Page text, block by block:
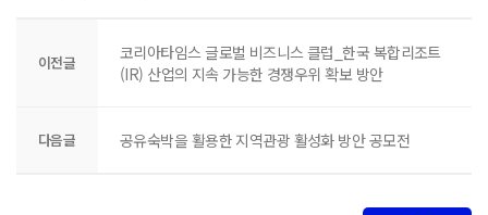
이전글
코리아타임스 글로벌 비즈니스 클럽_한국 복합리조트
(IR) 산업의 지속 가능한 경쟁우위 확보 방안
다음글 공유숙박을 활용한 지역관광 활성화 방안 공모전